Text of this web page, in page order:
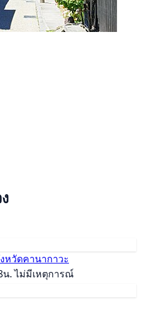
หวัดคานากาวะ
น. ไม่มีเหตุการณ์